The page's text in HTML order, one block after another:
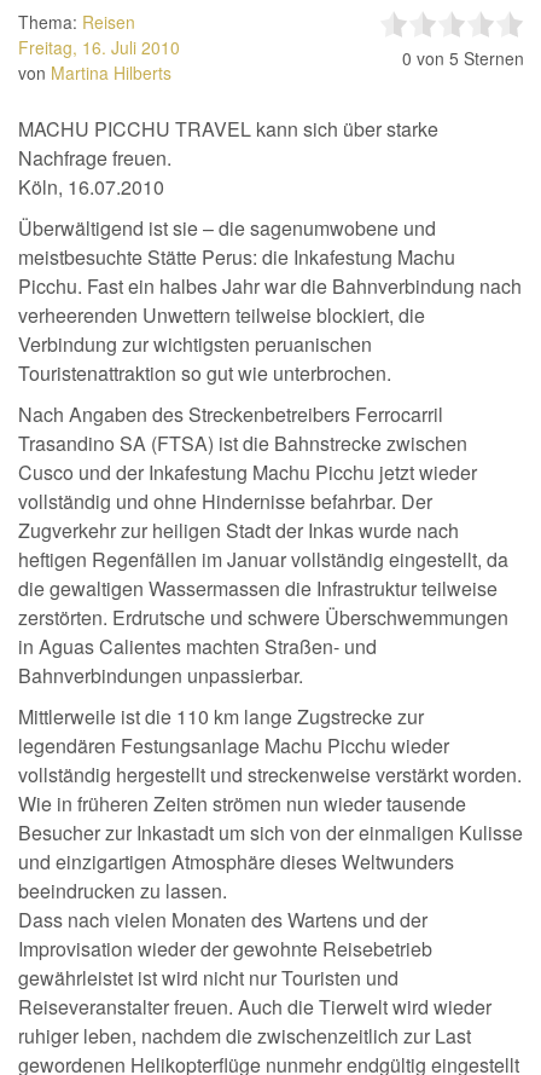
Thema: Reisen
Freitag, 16. Juli 2010
von Martina Hilberts
0 von 5 Sternen
MACHU PICCHU TRAVEL kann sich über starke
Nachfrage freuen.
Köln, 16.07.2010
Überwältigend ist sie – die sagenumwobene und
meistbesuchte Stätte Perus: die Inkafestung Machu
Picchu. Fast ein halbes Jahr war die Bahnverbindung nach
verheerenden Unwettern teilweise blockiert, die
Verbindung zur wichtigsten peruanischen
Touristenattraktion so gut wie unterbrochen.
Nach Angaben des Streckenbetreibers Ferrocarril
Trasandino SA (FTSA) ist die Bahnstrecke zwischen
Cusco und der Inkafestung Machu Picchu jetzt wieder
vollständig und ohne Hindernisse befahrbar. Der
Zugverkehr zur heiligen Stadt der Inkas wurde nach
heftigen Regenfällen im Januar vollständig eingestellt, da
die gewaltigen Wassermassen die Infrastruktur teilweise
zerstörten. Erdrutsche und schwere Überschwemmungen
in Aguas Calientes machten Straßen- und
Bahnverbindungen unpassierbar.
Mittlerweile ist die 110 km lange Zugstrecke zur
legendären Festungsanlage Machu Picchu wieder
vollständig hergestellt und streckenweise verstärkt worden.
Wie in früheren Zeiten strömen nun wieder tausende
Besucher zur Inkastadt um sich von der einmaligen Kulisse
und einzigartigen Atmosphäre dieses Weltwunders
beeindrucken zu lassen.
Dass nach vielen Monaten des Wartens und der
Improvisation wieder der gewohnte Reisebetrieb
gewährleistet ist wird nicht nur Touristen und
Reiseveranstalter freuen. Auch die Tierwelt wird wieder
ruhiger leben, nachdem die zwischenzeitlich zur Last
gewordenen Helikopterflüge nunmehr endgültig eingestellt